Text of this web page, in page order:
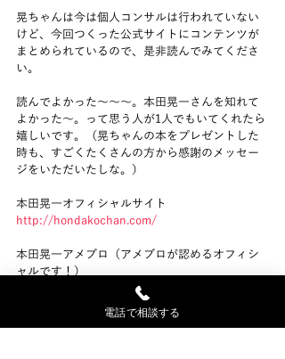
晃ちゃんは今は個人コンサルは行われていない
けど、今回つくった公式サイトにコンテンツが
まとめられているので、是非読んでみてくださ
い。
読んでよかった～～～。本田晃一さんを知れて
よかった～。って思う人が1人でもいてくれたら
嬉しいです。（晃ちゃんの本をプレゼントした
時も、すごくたくさんの方から感謝のメッセー
ジをいただいたしな。）
本田晃一オフィシャルサイト
http://hondakochan.com/
本田晃一アメブロ（アメブロが認めるオフィシ
ャルです！）
http://ameblo.jp/hondakochan/
電話で相談する